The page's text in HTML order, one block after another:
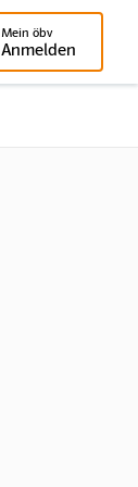
Mein öbv
Anmelden